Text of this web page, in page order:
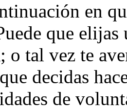
en
que elijas
o tal vez te
decidas
de